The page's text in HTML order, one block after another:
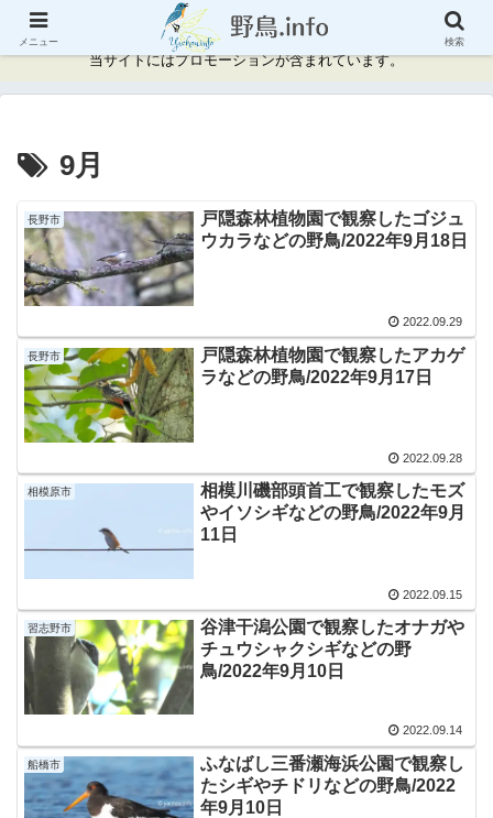
神奈川県周辺の野鳥情報と記録
当サイトにはプロモーションが含まれています。
9月
長野市
戸隠森林植物園で観察したゴジュ
ウカラなどの野鳥/2022年9月18日
2022.09.29
長野市
戸隠森林植物園で観察したアカゲ
ラなどの野鳥/2022年9月17日
2022.09.28
相模原市
相模川磯部頭首工で観察したモズ
やイソシギなどの野鳥/2022年9月
11日
2022.09.15
習志野市
谷津干潟公園で観察したオナガや
チュウシャクシギなどの野
鳥/2022年9月10日
2022.09.14
船橋市
ふなばし三番瀬海浜公園で観察し
たシギやチドリなどの野鳥/2022
年9月10日
メニュー 検索